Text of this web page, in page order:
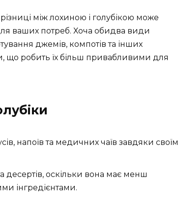
між лохиною і голубікою може
ваших потреб. Хоча обидва види
джемів, компотів та інших
що робить їх більш привабливими для
напоїв та медичних чаїв завдяки своїм
десертів, оскільки вона має менш
інгредієнтами.